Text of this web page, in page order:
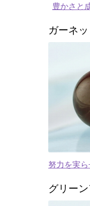
豊かさと
ガーネッ
努力を実
グリー